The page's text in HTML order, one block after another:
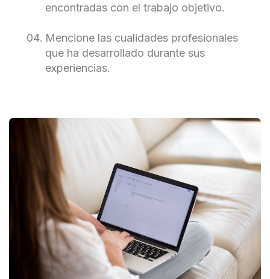
encontradas con el trabajo objetivo.
Mencione las cualidades profesionales
que ha desarrollado durante sus
experiencias.